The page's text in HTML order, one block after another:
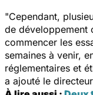
"Cependant,
de développement
commencer les
semaines à venir,
réglementaires et
a ajouté le directeur